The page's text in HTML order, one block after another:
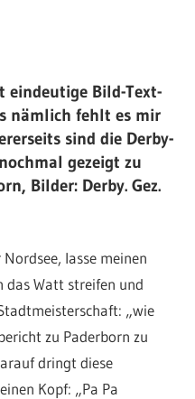
eindeutige Bild-Text-
nämlich fehlt es mir
sind die Derby-
gezeigt zu
Bilder: Derby. Gez.
lasse meinen
das Watt streifen und
„wie
zu Paderborn zu
dringt diese
Kopf: „Pa Pa